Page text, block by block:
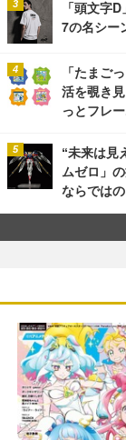
「頭文字
7の名シー
「たまご
活を覗き
っとフレ
“未来は見
ムゼロ」
ならでは